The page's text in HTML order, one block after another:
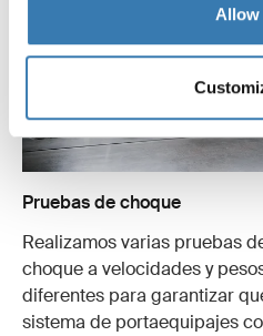
Allow
Pruebas de choque
Realizamos varias pruebas
choque a velocidades y
diferentes para garantizar
sistema de portaequipajes